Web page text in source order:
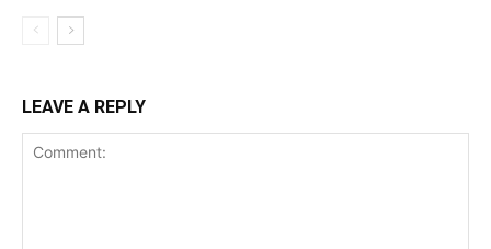
LEAVE A REPLY